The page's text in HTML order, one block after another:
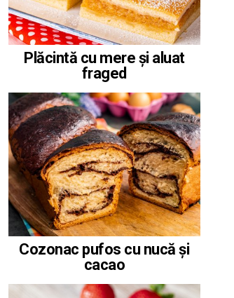
Plăcintă cu mere și aluat
fraged
Cozonac pufos cu nucă și
cacao